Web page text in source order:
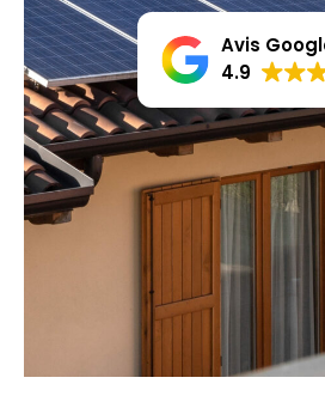
Avis
4.9